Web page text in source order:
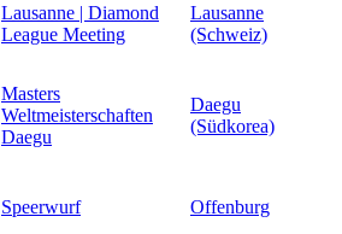
Lausanne | Diamond
League Meeting
Lausanne
(Schweiz)
Masters
Weltmeisterschaften
Daegu
Daegu
(Südkorea)
Speerwurf Offenburg